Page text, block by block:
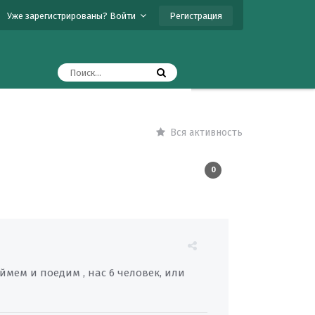
Уже зарегистрированы? Войти Регистрация
Вся активность
0
и поедим , нас 6 человек, или